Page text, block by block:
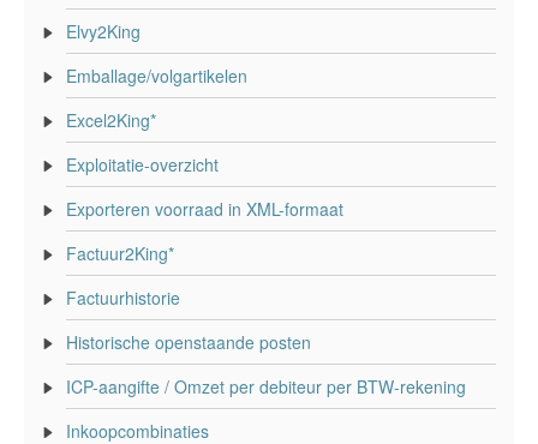
Elvy2King
Emballage/volgartikelen
Excel2King*
Exploitatie-overzicht
Exporteren voorraad in XML-formaat
Factuur2King*
Factuurhistorie
Historische openstaande posten
ICP-aangifte / Omzet per debiteur per BTW-rekening
Inkoopcombinaties